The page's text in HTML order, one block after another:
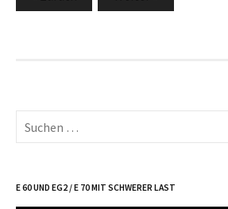
der
Suche
nach:
E 60 UND EG2 / E 70 MIT SCHWERER LAST